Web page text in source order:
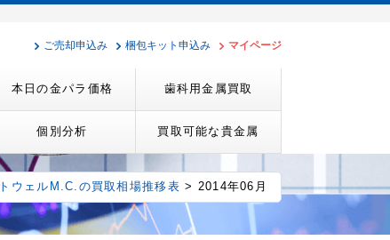
ご売却申込み 梱包キット申込み マイページ
本日の金パラ価格 歯科用金属買取
個別分析 買取可能な貴金属
ウェルM.C.の買取相場推移表 > 2014年06月